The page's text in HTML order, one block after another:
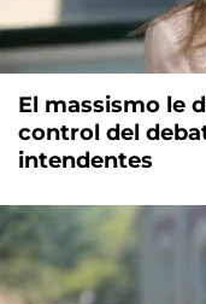
El massismo le
control del
intendentes